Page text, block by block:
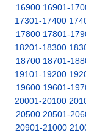
16900 16901-
17301-17400
17800 17801-
18201-18300
18700 18701-
19101-19200
19600 19601-
20001-20100
20500 20501-
20901-21000